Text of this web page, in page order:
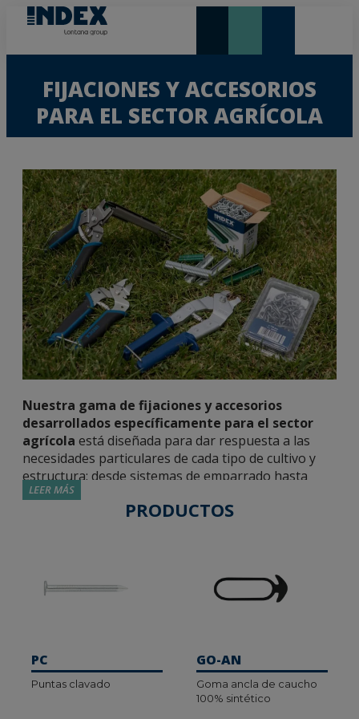
FIJACIONES Y ACCESORIOS
PARA EL SECTOR AGRÍCOLA
Nuestra gama de fijaciones y accesorios
desarrollados específicamente para el sector
agrícola está diseñada para dar respuesta a las
necesidades particulares de cada tipo de cultivo y
estructura: desde sistemas de emparrado hasta
soluciones para cultivo protegido, pasando por
vallados, jaulas y fijaciones esenciales como el
Dentro de nuestra oferta encontrarás:
formato de madeja y ovillo para el atado y
entutorado de la viña y árboles. Soluciones para
cultivo protegido, como accesorios de grapado.
LEER MÁS
PRODUCTOS
PC
Puntas clavado
GO-AN
Goma ancla de caucho
100% sintético